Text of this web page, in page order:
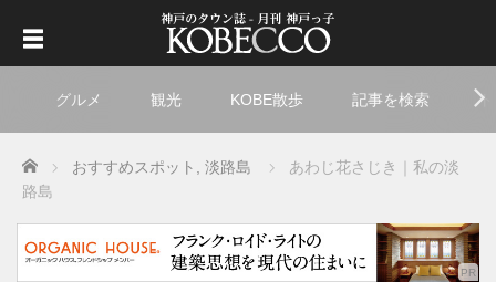
グルメ 観光 KOBE散歩 記事を検索
Home おすすめスポット 淡路島
あわじ花さじき｜私の淡
路島